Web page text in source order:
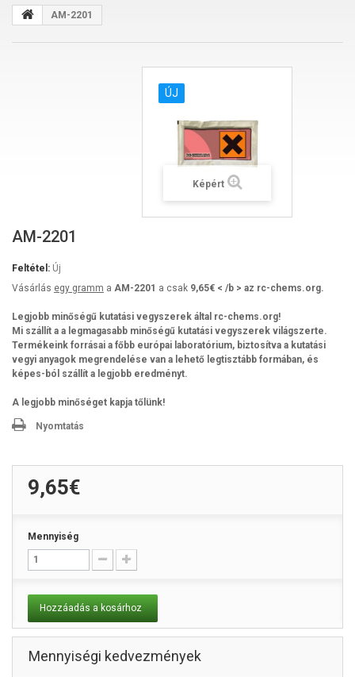
AM-2201
ÚJ
Képért
AM-2201
Feltétel: Új
Vásárlás egy gramm a AM-2201 a csak 9,65€ < /b > az rc-chems.org.
Legjobb minőségű kutatási vegyszerek által rc-chems.org!
Mi szállít a a legmagasabb minőségű kutatási vegyszerek világszerte.
Termékeink forrásai a főbb európai laboratórium, biztosítva a kutatási
vegyi anyagok megrendelése van a lehető legtisztább formában, és
képes-ból szállít a legjobb eredményt.
A legjobb minőséget kapja tőlünk!
Nyomtatás
9,65€
Mennyiség
Hozzáadás a kosárhoz
Mennyiségi kedvezmények